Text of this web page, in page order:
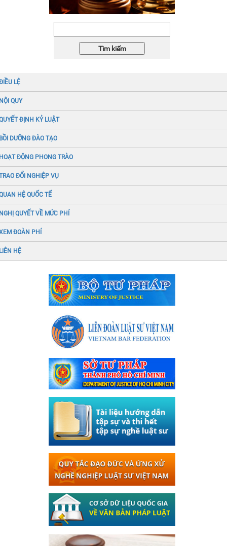
LỆ
QUY
ĐỊNH KỶ LUẬT
DƯỠNG ĐÀO TẠO
ĐỘNG PHONG TRÀO
ĐỔI NGHIỆP VỤ
HỆ QUỐC TẾ
QUYẾT VỀ MỨC PHÍ
ĐOÀN PHÍ
HỆ